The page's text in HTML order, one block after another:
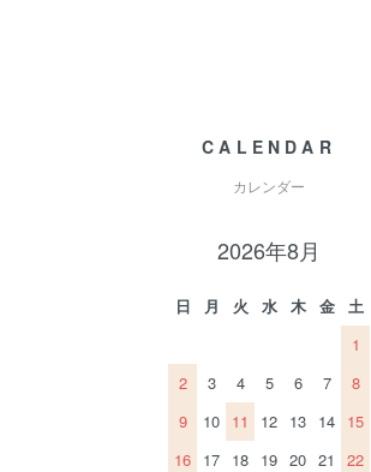
CALENDAR
カレンダー
2026年8月
日 月 火 水 木 金
土
1
2
3 4 5 6 7
8
9
10 11 12 13 14 15
16 17 18 19 20 21
22